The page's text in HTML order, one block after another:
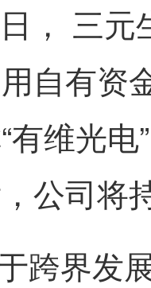
， 三
自有资
有维光
公司将
跨界发